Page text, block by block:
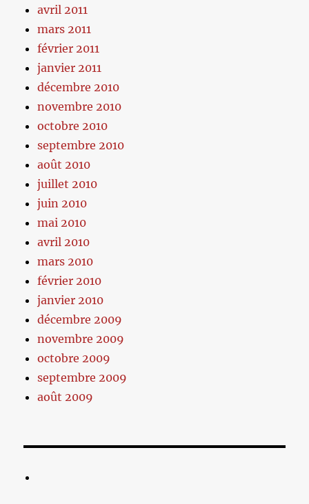
avril 2011
mars 2011
février 2011
janvier 2011
décembre 2010
novembre 2010
octobre 2010
septembre 2010
août 2010
juillet 2010
juin 2010
mai 2010
avril 2010
mars 2010
février 2010
janvier 2010
décembre 2009
novembre 2009
octobre 2009
septembre 2009
août 2009